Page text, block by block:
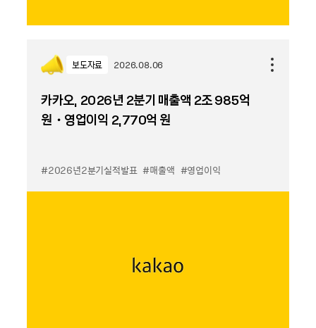
보도자료 2026.08.06
카카오, 2026년 2분기 매출액 2조 985억
원・영업이익 2,770억 원
#2026년2분기실적발표 #매출액 #영업이익